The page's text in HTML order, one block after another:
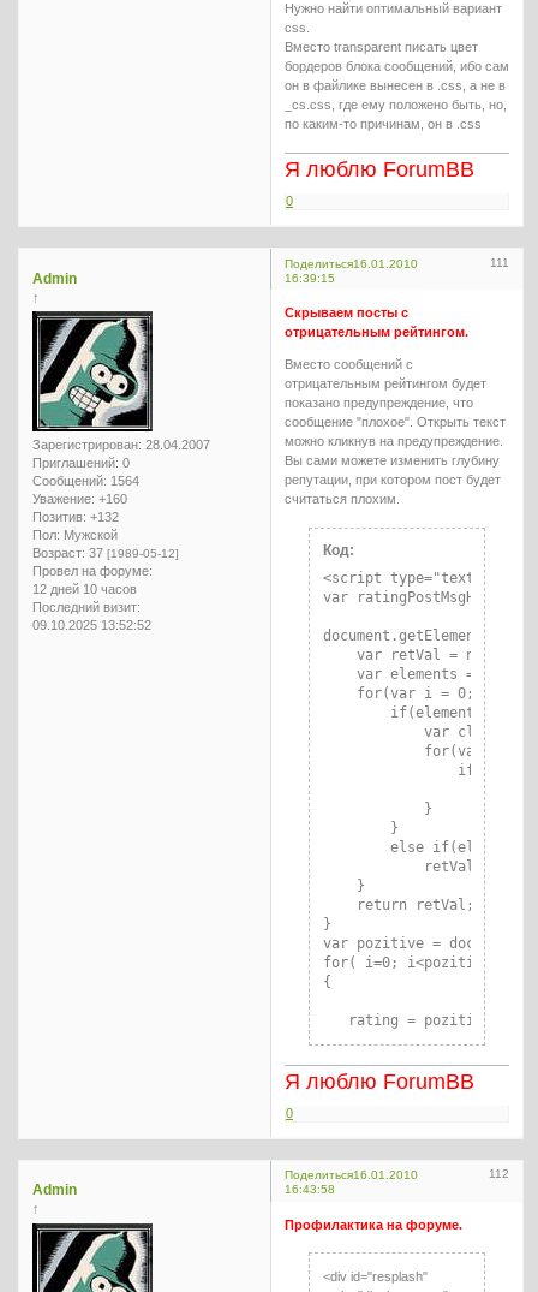
Нужно найти оптимальный вариант
css.
Вместо transparent писать цвет
бордеров блока сообщений, ибо сам
он в файлике вынесен в .css, а не в
_cs.css, где ему положено быть, но,
по каким-то причинам, он в .css
Я люблю ForumBB
0
Поделиться 111
16.01.2010
16:39:15
Admin
↑
Зарегистрирован: 28.04.2007
Приглашений: 0
Сообщений: 1564
Уважение: +160
Позитив: +132
Пол: Мужской
Возраст: 37 [1989-05-12]
Провел на форуме:
12 дней 10 часов
Последний визит:
09.10.2025 13:52:52
Скрываем посты с
отрицательным рейтингом.
Вместо сообщений с
отрицательным рейтингом будет
показано предупреждение, что
сообщение "плохое". Открыть текст
можно кликнув на предупреждение.
Вы сами можете изменить глубину
репутации, при котором пост будет
считаться плохим.
Код:
<script type="text/
var ratingPostMsgHide = -
var retVal = new
var elements =
for(var i = 0;i <
var classes
for(var j =
            }
        }
else
    }
    return retVal;
}
var pozitive =
for( i=0;
{
rating =
rating =
   {
   }
}
</script>
Я люблю ForumBB
0
Поделиться 112
16.01.2010
16:43:58
Admin
↑
Профилактика на форуме.
<div id="resplash"